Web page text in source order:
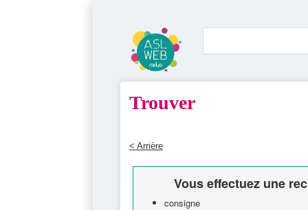
Trouver
< Arrière
Vous effectuez une
consigne